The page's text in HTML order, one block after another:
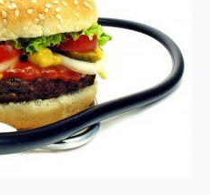
السمنه
والنحافه
للفئات
الطبيه